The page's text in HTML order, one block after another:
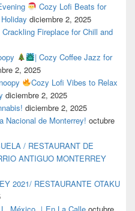
Cozy Lofi Beats for
diciembre 2, 2025
Fireplace for Chill and
| Cozy Coffee Jazz for
2, 2025
Cozy Lofi Vibes to Relax
diciembre 2, 2025
diciembre 2, 2025
Nacional de Monterrey! octubre
/ RESTAURANT DE
ANTIGUO MONTERREY
2021/ RESTAURANTE OTAKU